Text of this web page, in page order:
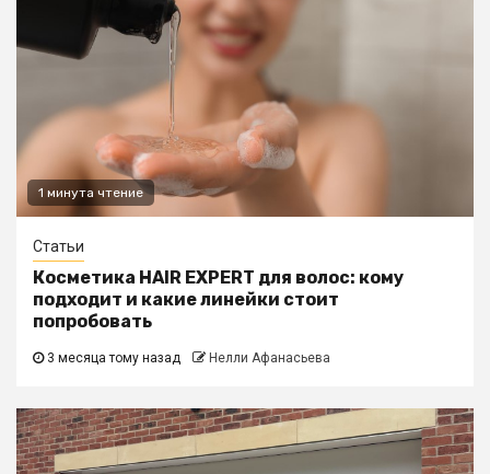
1 минута чтение
Статьи
Косметика HAIR EXPERT для волос: кому
подходит и какие линейки стоит
попробовать
3 месяца тому назад Нелли Афанасьева